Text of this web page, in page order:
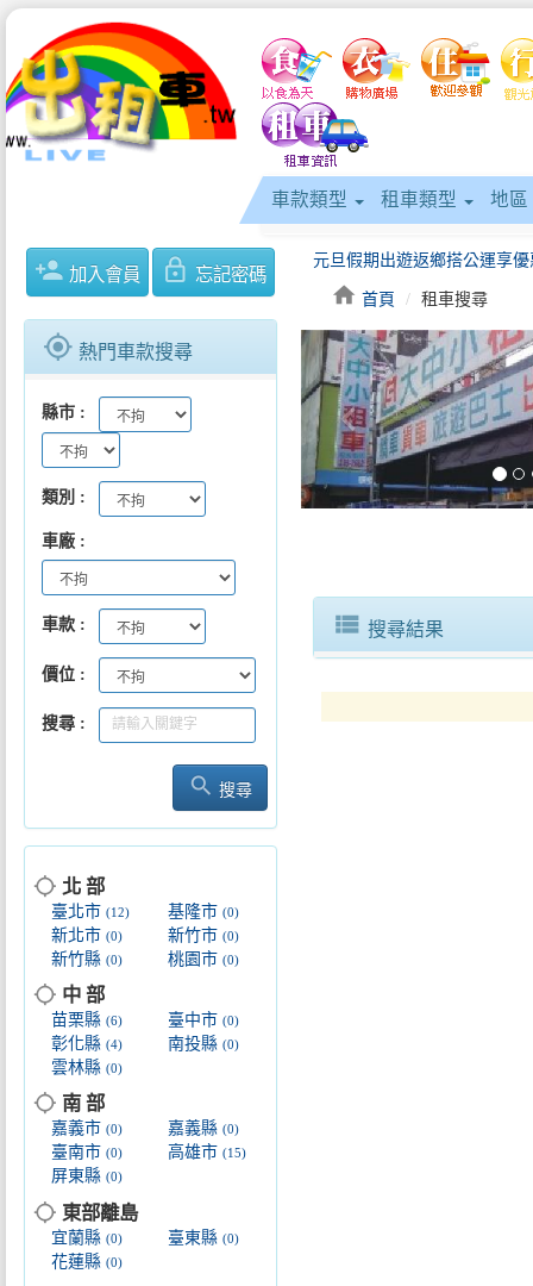
車款類型 租車類型 地區
person_add 加入會員 lock_outline 忘記密碼
gps_fixed 熱門車款搜尋
縣市
類別
車廠
車款
價位
搜尋
search 搜尋
location_searching 北 部
臺北市 (12) 基隆市(0)
新北市 (0) 新竹市(0)
新竹縣 (0) 桃園市(0)
location_searching 中 部
苗栗縣 (6) 臺中市(0)
彰化縣 (4) 南投縣(0)
雲林縣 (0)
location_searching 南 部
嘉義市 (0) 嘉義縣(0)
臺南市 (0) 高雄市(15)
屏東縣 (0)
location_searching 東部離島
宜蘭縣 (0) 臺東縣(0)
花蓮縣 (0)
元旦假期出遊返鄉搭公運享優
home 首頁 租車搜尋
keyboard_arrow_left
view_list 搜尋結果